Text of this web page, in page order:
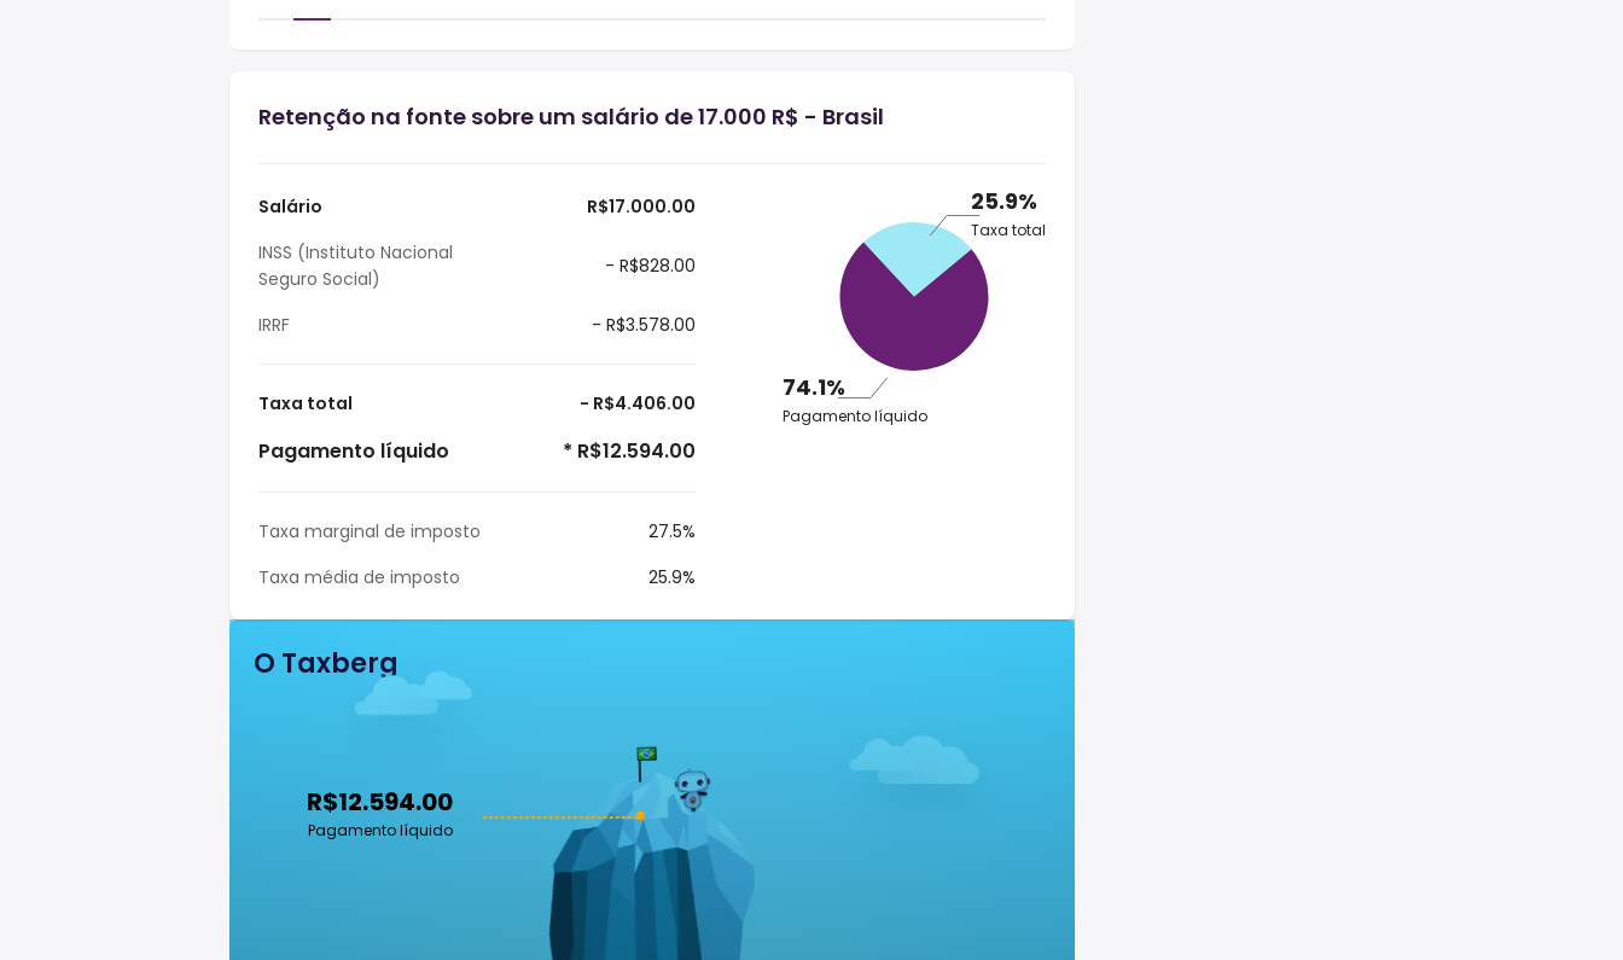
Retenção na fonte sobre um salário de 17.000 R$ - Brasil
Salário
R$17.000.00
INSS (Instituto Nacional
Seguro Social)
- R$828.00
IRRF - R$3.578.00
Taxa total - R$4.406.00
Pagamento líquido * R$12.594.00
Taxa marginal de imposto
27.5%
Taxa média de imposto
25.9%
25.9%
Taxa total
74.1%
Pagamento líquido
O Taxberg
R$12.594.00
Pagamento líquido